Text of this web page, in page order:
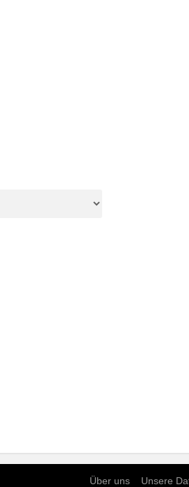
Über uns Unsere